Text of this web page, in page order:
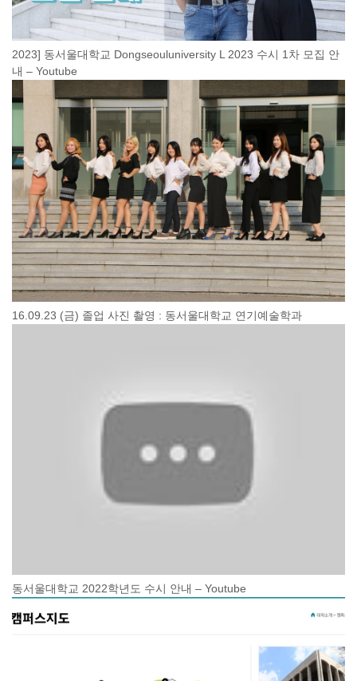
2023] 동서울대학교 Dongseouluniversity L 2023 수시 1차 모집 안
내 – Youtube
16.09.23 (금) 졸업 사진 촬영 : 동서울대학교 연기예술학과
동서울대학교 2022학년도 수시 안내 – Youtube